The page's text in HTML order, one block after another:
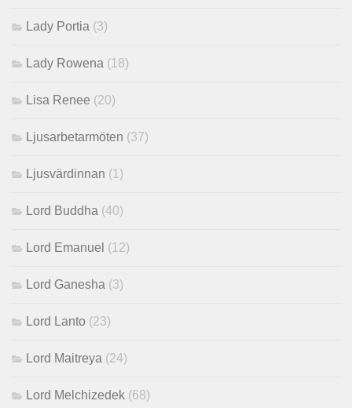
Lady Portia (3)
Lady Rowena (18)
Lisa Renee (20)
Ljusarbetarmöten (37)
Ljusvärdinnan (1)
Lord Buddha (40)
Lord Emanuel (12)
Lord Ganesha (3)
Lord Lanto (23)
Lord Maitreya (24)
Lord Melchizedek (68)